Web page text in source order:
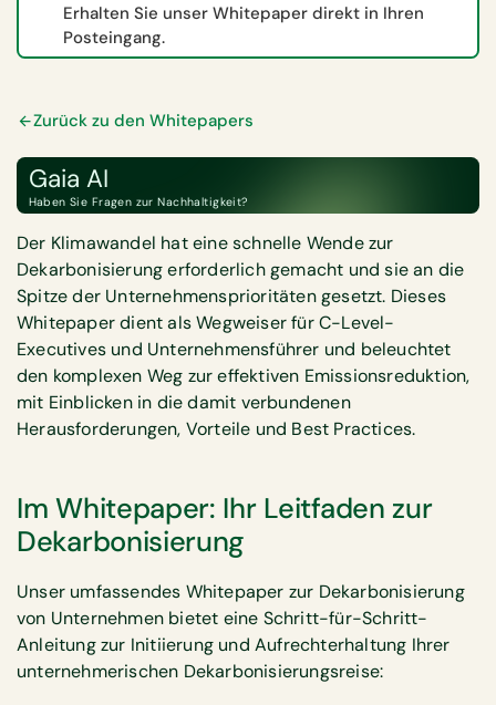
Erhalten Sie unser Whitepaper direkt in Ihren
Posteingang.
Zurück zu den Whitepapers
Gaia AI
Haben Sie Fragen zur Nachhaltigkeit?
Der Klimawandel hat eine schnelle Wende zur
Dekarbonisierung erforderlich gemacht und sie an die
Spitze der Unternehmensprioritäten gesetzt. Dieses
Whitepaper dient als Wegweiser für C-Level-
Executives und Unternehmensführer und beleuchtet
den komplexen Weg zur effektiven Emissionsreduktion,
mit Einblicken in die damit verbundenen
Herausforderungen, Vorteile und Best Practices.
Im Whitepaper: Ihr Leitfaden zur
Dekarbonisierung
Unser umfassendes Whitepaper zur Dekarbonisierung
von Unternehmen bietet eine Schritt-für-Schritt-
Anleitung zur Initiierung und Aufrechterhaltung Ihrer
unternehmerischen Dekarbonisierungsreise: